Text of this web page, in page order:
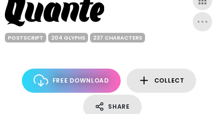
POSTSCRIPT 204 GLYPHS 237 CHARACTERS
FREE DOWNLOAD COLLECT
SHARE